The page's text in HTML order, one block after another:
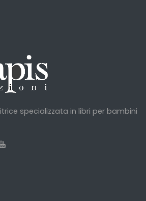
specializzata in libri per bambini